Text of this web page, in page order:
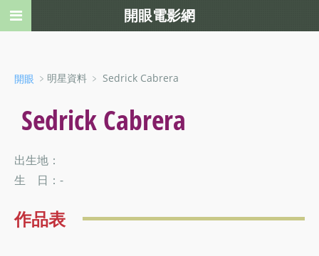
開眼 ﹥明星資料 ﹥ Sedrick Cabrera
Sedrick Cabrera
出生地：
生 日：-
作品表
開眼電影網